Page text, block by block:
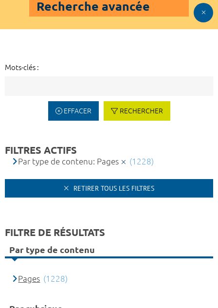
Recherche avancée
Mots-clés :
EFFACER RECHERCHER
FILTRES ACTIFS
Par type de contenu: Pages (1228)
RETIRER TOUS LES FILTRES
FILTRE DE RÉSULTATS
Par type de contenu
Pages (1228)